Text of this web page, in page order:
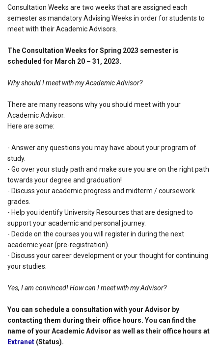
Consultation Weeks are two weeks that are assigned each
semester as mandatory Advising Weeks in order for students to
meet with their Academic Advisors.
The Consultation Weeks for Spring 2023 semester is
scheduled for March 20 – 31, 2023.
Why should I meet with my Academic Advisor?
There are many reasons why you should meet with your
Academic Advisor.
Here are some:
- Answer any questions you may have about your program of
study.
- Go over your study path and make sure you are on the right path
towards your degree and graduation!
- Discuss your academic progress and midterm / coursework
grades.
- Help you identify University Resources that are designed to
support your academic and personal journey.
- Decide on the courses you will register in during the next
academic year (pre-registration).
- Discuss your career development or your thought for continuing
your studies.
Yes, I am convinced! How can I meet with my Advisor?
You can schedule a consultation with your Advisor by
contacting them during their office hours. You can find the
name of your Academic Advisor as well as their office hours at
Extranet (Status).